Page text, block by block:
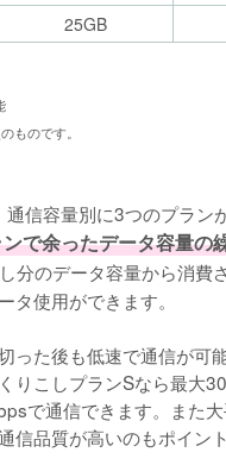
25GB
ものです。
信容量別に3つのプラン
で余ったデータ容量の
分のデータ容量から消費
タ使用ができます。
った後も低速で通信が可
りこしプランSなら最大
で通信できます。また
信品質が高いのもポイント